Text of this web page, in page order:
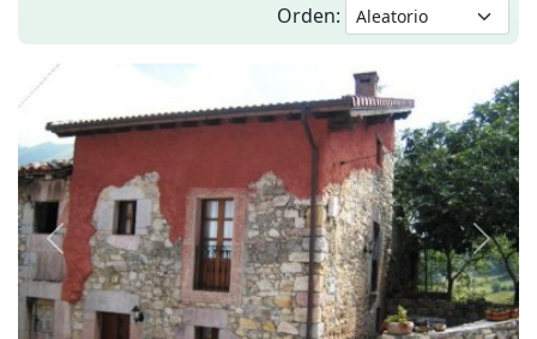
Orden:
Anterior